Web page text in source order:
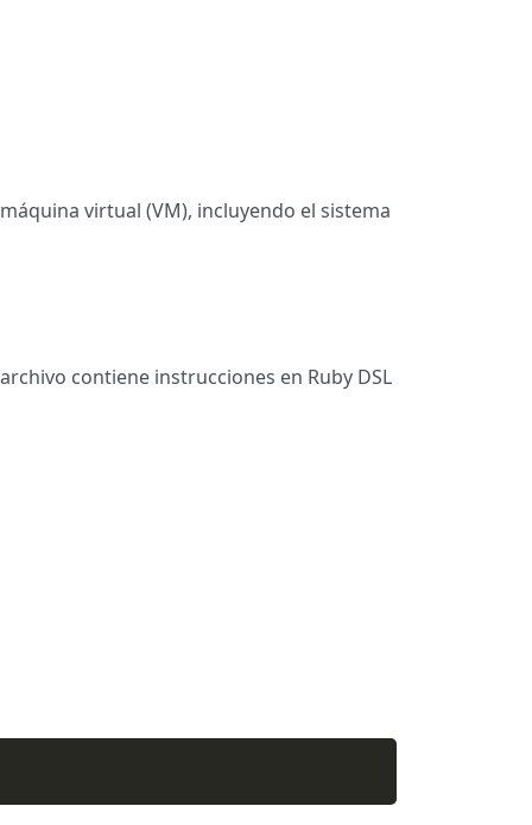
virtual (VM), incluyendo el sistema
contiene instrucciones en Ruby DSL